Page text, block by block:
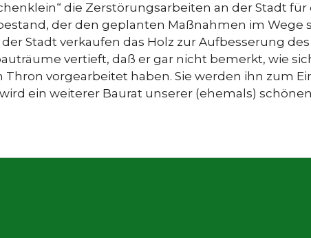
die Zerstörungsarbeiten an der Stadt
der den geplanten Maßnahmen im Wege
Stadt verkaufen das Holz zur Aufbesserung
vertieft, daß er gar nicht bemerkt, wie
vorgearbeitet haben. Sie werden ihn zum
ein weiterer Baurat unserer (ehemals)